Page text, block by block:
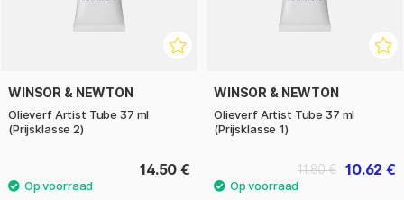
WINSOR & NEWTON
Olieverf Artist Tube 37 ml
(Prijsklasse 2)
14.50 €
WINSOR & NEWTON
Olieverf Artist Tube 37 ml
(Prijsklasse 1)
10.62 €
11.80 €